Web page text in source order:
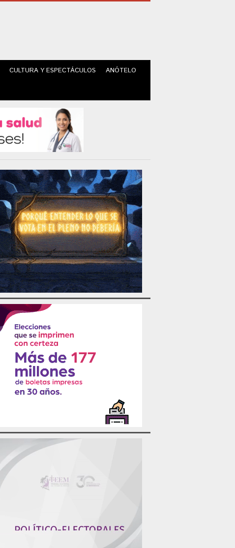
CULTURA Y ESPECTÁCULOS ANÓTELO